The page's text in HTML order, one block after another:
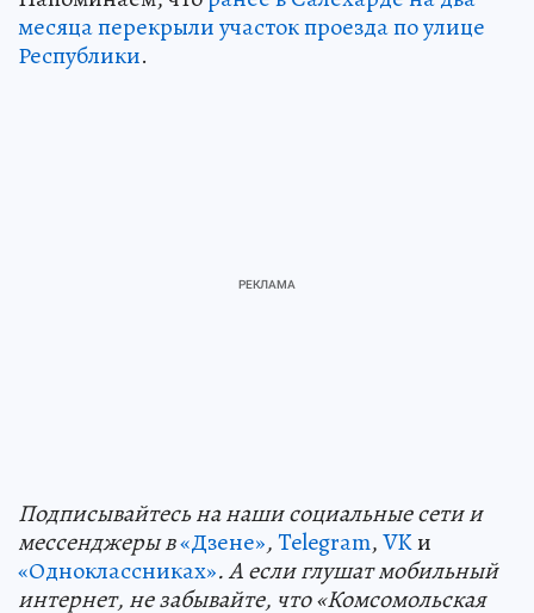
месяца перекрыли участок проезда по улице
Республики.
Подписывайтесь на наши социальные сети и
мессенджеры в«Дзене»,Telegram,VKи
«Одноклассниках». А если глушат мобильный
интернет, не забывайте, что «Комсомольская